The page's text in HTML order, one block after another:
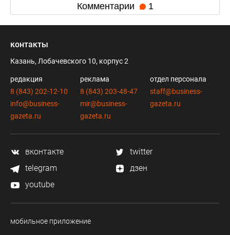
Комментарии 1
контакты
Казань, Лобачевского 10, корпус 2
редакция
8 (843) 202-12-10
info@business-
gazeta.ru
реклама
8 (843) 203-48-47
mir@business-
gazeta.ru
отдел персонала
staff@business-
gazeta.ru
вконтакте
twitter
telegram
дзен
youtube
мобильное приложение